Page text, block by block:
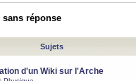
réponse
Sujets
d'un Wiki sur l'Arche